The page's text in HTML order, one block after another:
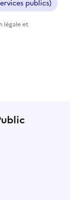
publics)
légale et